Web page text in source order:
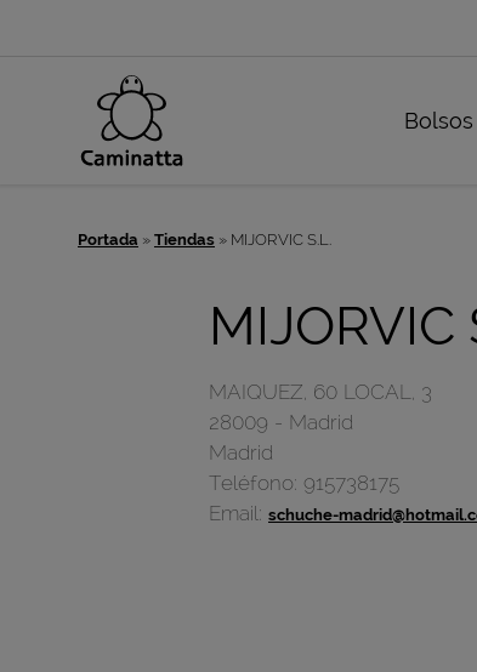
Bolsos
Portada » Tiendas » MIJORVIC S.L.
MIJORVIC
MAIQUEZ, 60 LOCAL, 3
28009 - Madrid
Madrid
Teléfono: 915738175
Email: schuche-